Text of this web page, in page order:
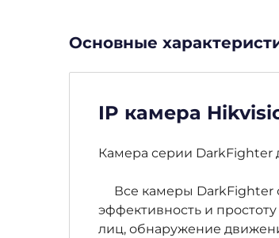
Основные
IP камера
Камера серии DarkFighter
Все камеры DarkFighter
эффективность и
лиц, обнаружение